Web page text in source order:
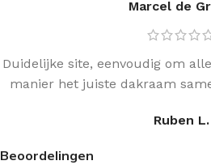
Marcel de
Duidelijke site, eenvoudig om
manier het juiste dakraam
Ruben L.
Beoordelingen